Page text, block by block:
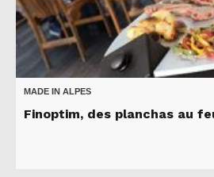
MADE IN ALPES
Finoptim, des planchas au